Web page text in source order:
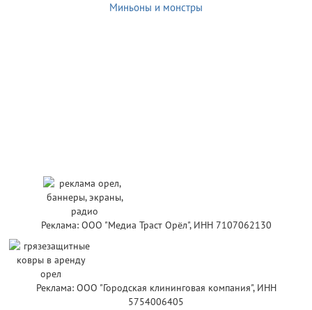
Миньоны и монстры
Реклама: ООО "Медиа Траст Орёл", ИНН 7107062130
Реклама: ООО "Городская клининговая компания", ИНН
5754006405